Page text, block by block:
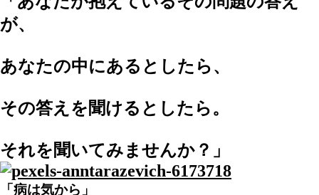
が、
あなたの中にあるとしたら、
その答えを聞けるとしたら。
それを聞いてみませんか？」
「病は気から」